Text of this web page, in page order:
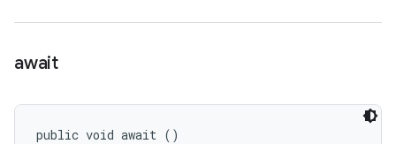
await
public void await ()